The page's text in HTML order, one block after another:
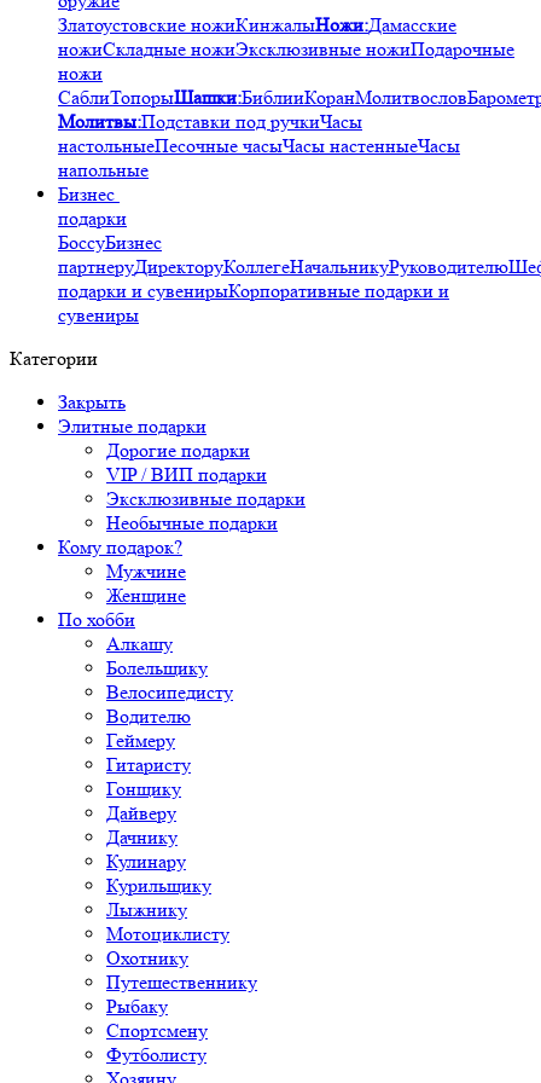
Златоустовские ножиКинжалыНожи:Дамасские
ножиСкладные ножиЭксклюзивные ножиПодарочные
ножи
СаблиТопорыШашки:БиблииКоранМолитвослов
Молитвы:Подставки под ручкиЧасы
настольныеПесочные часыЧасы настенныеЧасы
напольные
Бизнес
подарки
БоссуБизнес
партнеруДиректоруКоллегеНачальникуРуководителю
подарки и сувенирыКорпоративные подарки и
сувениры
Категории
Закрыть
Элитные подарки
Дорогие подарки
VIP / ВИП подарки
Эксклюзивные подарки
Необычные подарки
Кому подарок?
Мужчине
Женщине
По хобби
Алкашу
Болельщику
Велосипедисту
Водителю
Геймеру
Гитаристу
Гонщику
Дайверу
Дачнику
Кулинару
Курильщику
Лыжнику
Мотоциклисту
Охотнику
Путешественнику
Рыбаку
Спортсмену
Футболисту